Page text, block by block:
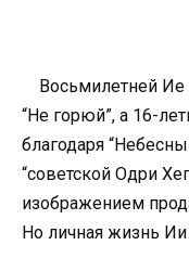
Восьмилетней Ие
“Не горюй”, а 16-
благодаря
“советской Одри
изображением
Но личная жизнь Ии